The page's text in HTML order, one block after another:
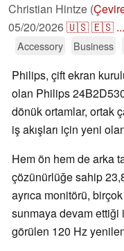
Christian Hintze (
05/20/2026🇺🇸🇪🇸 ...
Accessory Business
Philips, çift ekran
olan Philips
dönük ortamlar, ortak
iş akışları için yeni
Hem ön hem de arka
çözünürlüğe sahip
ayrıca monitörü,
sunmaya devam
görülen 120 Hz